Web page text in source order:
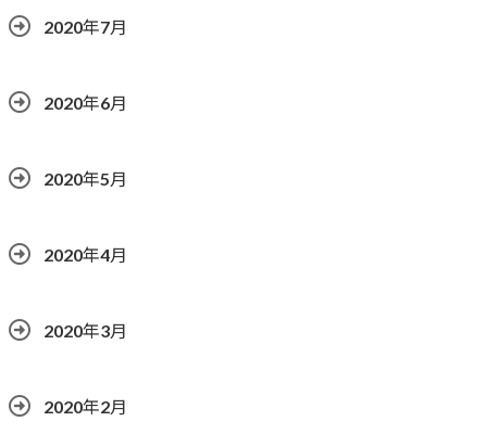
2020年7月
2020年6月
2020年5月
2020年4月
2020年3月
2020年2月